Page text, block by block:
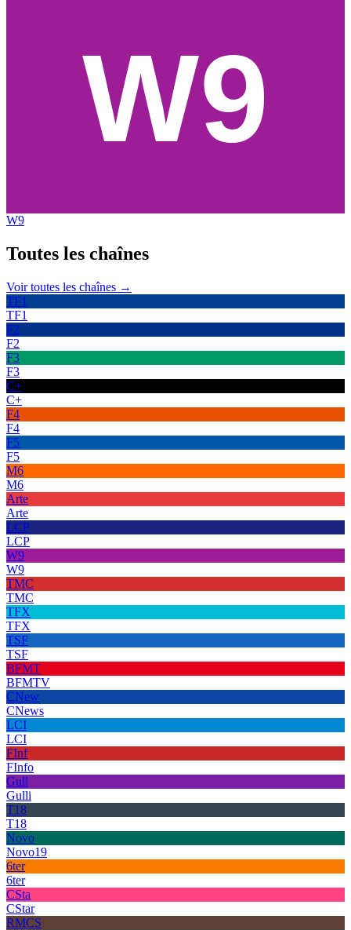
W9
Toutes les chaînes
Voir toutes les chaînes →
TF1
TF1
F2
F2
F3
F3
C+
C+
F4
F4
F5
F5
M6
M6
Arte
Arte
LCP
LCP
W9
W9
TMC
TMC
TFX
TFX
TSF
TSF
BFMT
BFMTV
CNew
CNews
LCI
LCI
FInf
FInfo
Gull
Gulli
T18
T18
Novo
Novo19
6ter
6ter
CSta
CStar
RMCS